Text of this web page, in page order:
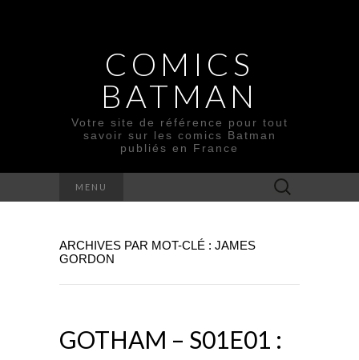
COMICS
BATMAN
Votre site de référence pour tout
savoir sur les comics Batman
publiés en France
MENU Rechercher :
ARCHIVES PAR MOT-CLÉ : JAMES
GORDON
GOTHAM – S01E01 :